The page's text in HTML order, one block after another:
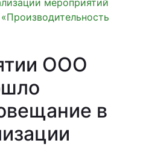
ООО
в